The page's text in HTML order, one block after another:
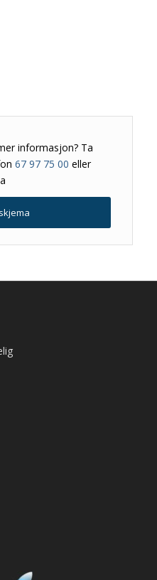
informasjon? Ta
67 97 75 00 eller